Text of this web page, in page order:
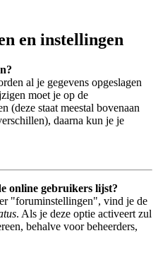
en instellingen
al je gegevens opgeslagen
moet je op de
(deze staat meestal bovenaan
daarna kun je je
online gebruikers lijst?
"foruminstellingen", vind je de
. Als je deze optie activeert zul
behalve voor beheerders,